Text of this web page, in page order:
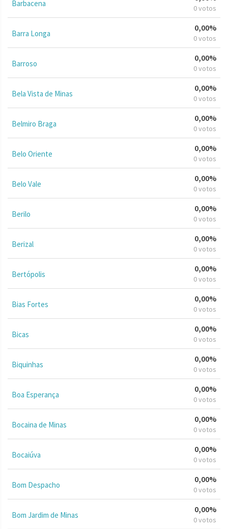
Barbacena 0 votos
Barra Longa
0,00%
0 votos
Barroso
0,00%
0 votos
Bela Vista de Minas
0,00%
0 votos
Belmiro Braga
0,00%
0 votos
Belo Oriente
0,00%
0 votos
Belo Vale
0,00%
0 votos
Berilo
0,00%
0 votos
Berizal
0,00%
0 votos
Bertópolis
0,00%
0 votos
Bias Fortes
0,00%
0 votos
Bicas
0,00%
0 votos
Biquinhas
0,00%
0 votos
Boa Esperança
0,00%
0 votos
Bocaina de Minas
0,00%
0 votos
Bocaiúva
0,00%
0 votos
Bom Despacho
0,00%
0 votos
Bom Jardim de Minas
0,00%
0 votos